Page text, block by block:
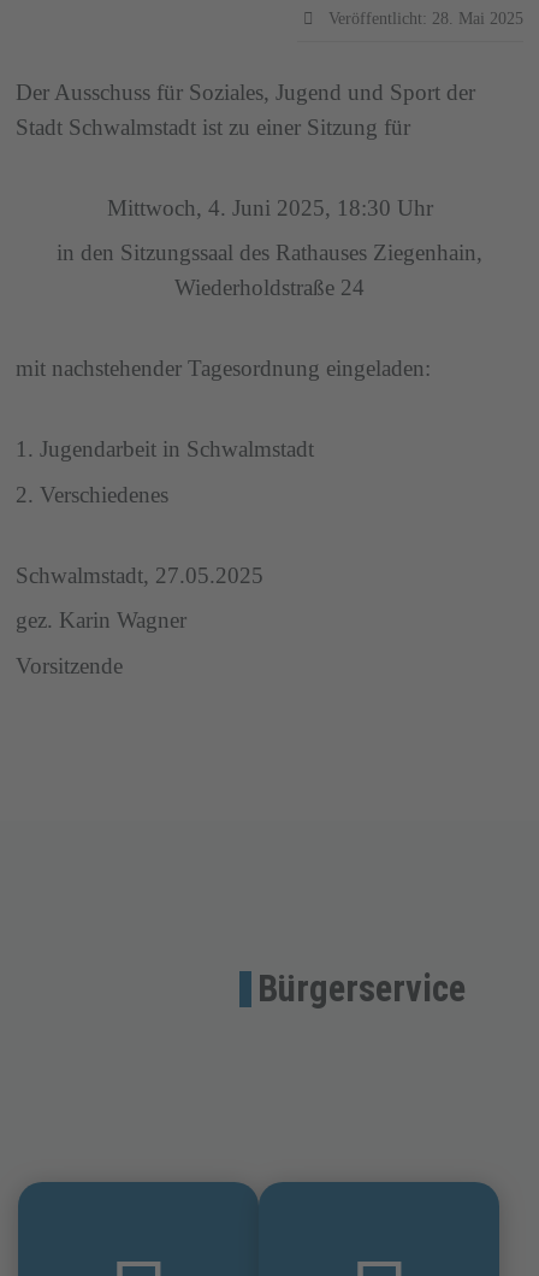
Veröffentlicht: 28. Mai 2025
Der Ausschuss für Soziales, Jugend und Sport der
Stadt Schwalmstadt ist zu einer Sitzung für
Mittwoch, 4. Juni 2025, 18:30 Uhr
in den Sitzungssaal des Rathauses Ziegenhain,
Wiederholdstraße 24
mit nachstehender Tagesordnung eingeladen:
1. Jugendarbeit in Schwalmstadt
2. Verschiedenes
Schwalmstadt, 27.05.2025
gez. Karin Wagner
Vorsitzende
Bürgerservice